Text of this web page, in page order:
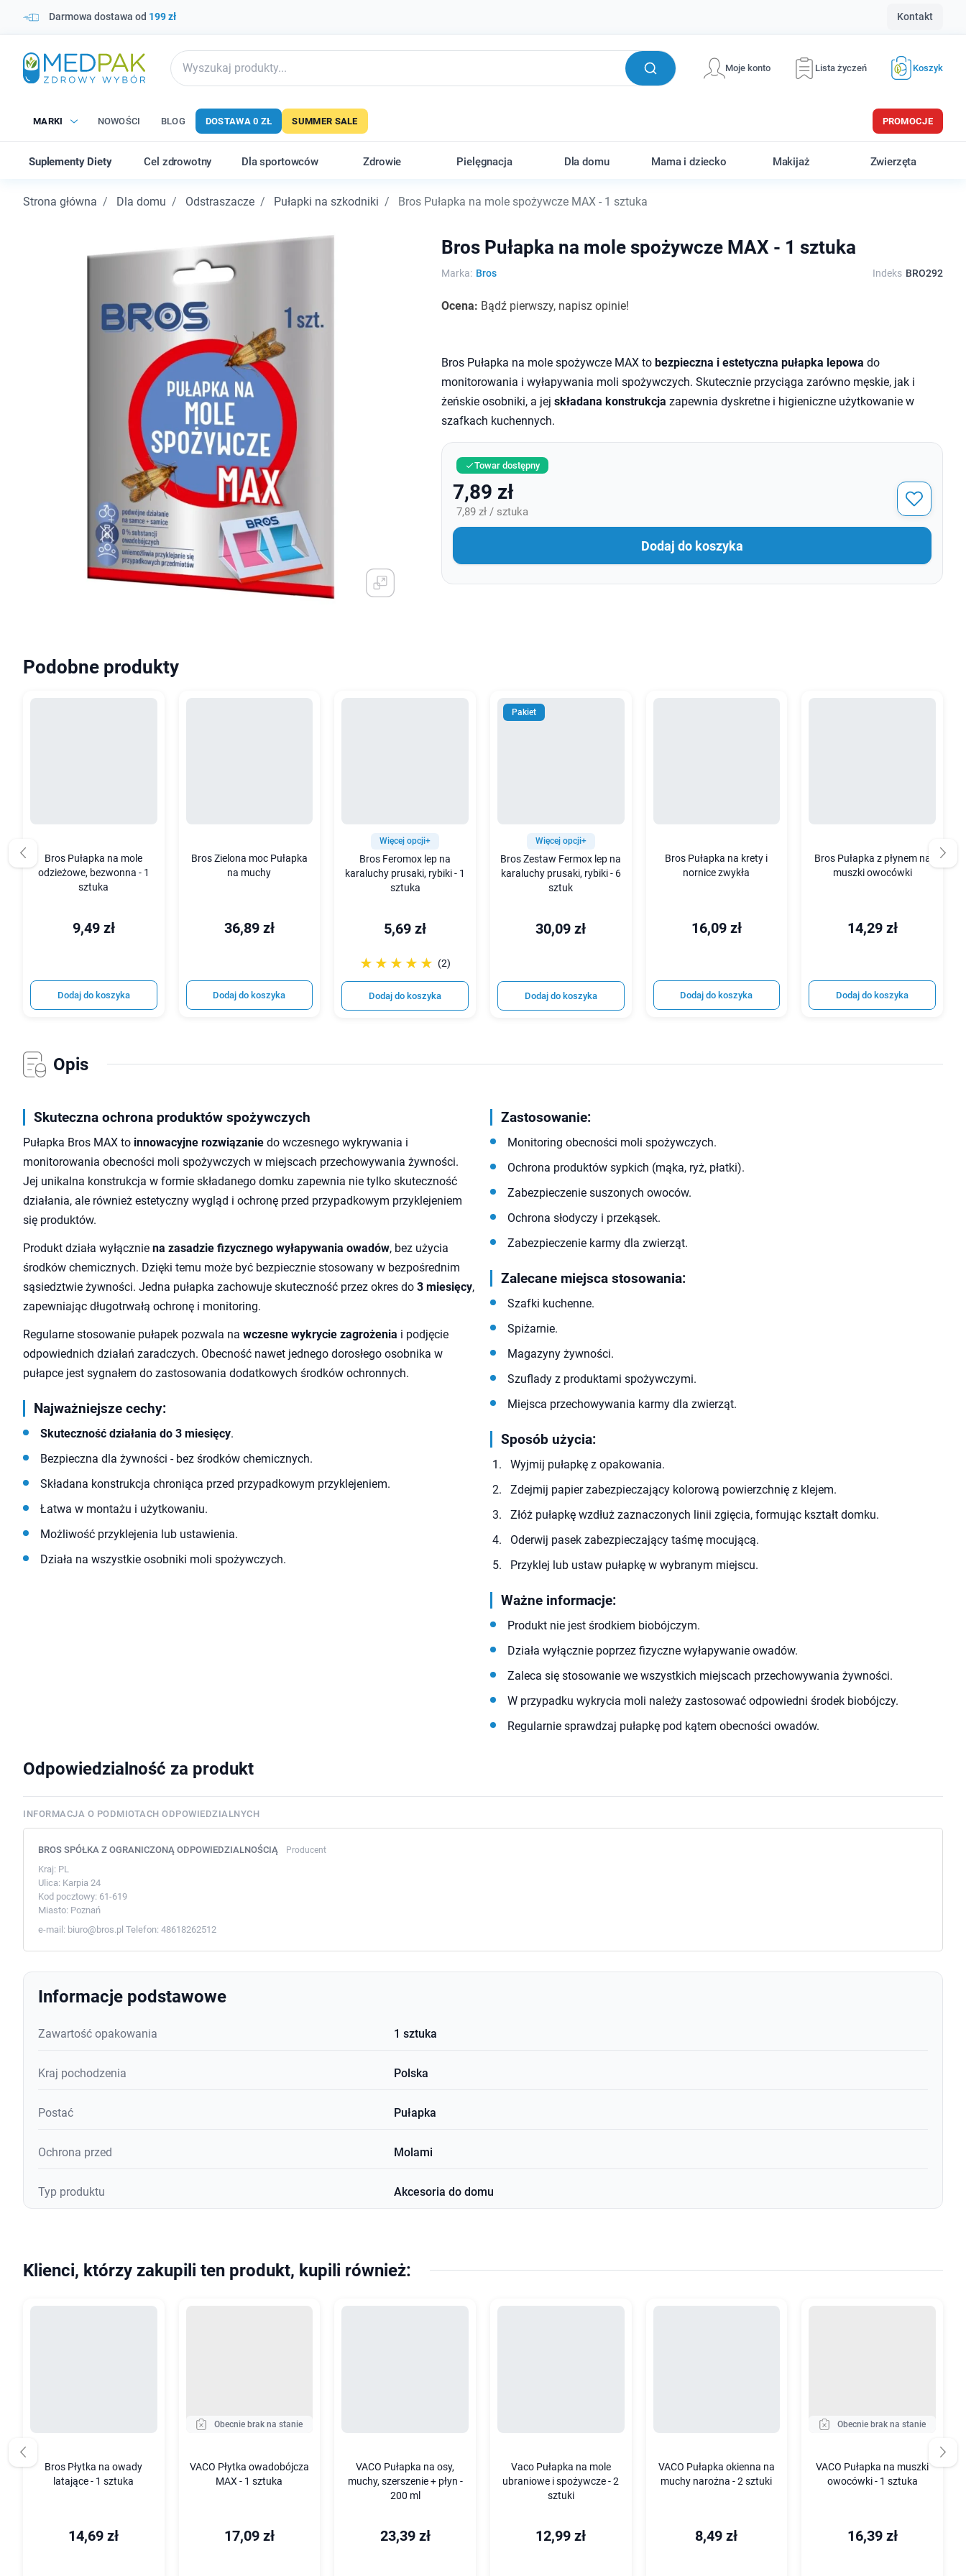
Darmowa dostawa od 199 zł Kontakt
Moje konto Lista życzeń Koszyk
MARKI NOWOŚCI BLOG DOSTAWA 0 ZŁ SUMMER SALE PROMOCJE
Suplementy Diety Cel zdrowotny Dla sportowców Zdrowie Pielęgnacja Dla domu Mama i dziecko Makijaż Zwierzęta
Strona główna Dla domu Odstraszacze Pułapki na szkodniki Bros Pułapka na mole spożywcze MAX - 1 sztuka
Bros Pułapka na mole spożywcze MAX - 1 sztuka
Marka: Bros Indeks BRO292
Ocena: Bądź pierwszy, napisz opinie!
Bros Pułapka na mole spożywcze MAX to bezpieczna i estetyczna pułapka lepowa do
monitorowania i wyłapywania moli spożywczych. Skutecznie przyciąga zarówno męskie, jak i
żeńskie osobniki, a jej składana konstrukcja zapewnia dyskretne i higieniczne użytkowanie w
szafkach kuchennych.
Towar dostępny
7,89 zł
7,89 zł / sztuka
Dodaj do koszyka
Podobne produkty
Bros Pułapka na mole
odzieżowe, bezwonna - 1
sztuka
9,49 zł
Dodaj do koszyka
Bros Zielona moc Pułapka
na muchy
36,89 zł
Dodaj do koszyka
Więcej opcji+
Bros Feromox lep na
karaluchy prusaki, rybiki - 1
sztuka
5,69 zł
☆☆☆☆☆
★★★★★ (2)
Dodaj do koszyka
Pakiet
Więcej opcji+
Bros Zestaw Fermox lep na
karaluchy prusaki, rybiki - 6
sztuk
30,09 zł
Dodaj do koszyka
Bros Pułapka na krety i
nornice zwykła
16,09 zł
Dodaj do koszyka
Bros Pułapka z płynem na
muszki owocówki
14,29 zł
Dodaj do koszyka
Opis
Skuteczna ochrona produktów spożywczych
Pułapka Bros MAX to innowacyjne rozwiązanie do wczesnego wykrywania i
monitorowania obecności moli spożywczych w miejscach przechowywania żywności.
Jej unikalna konstrukcja w formie składanego domku zapewnia nie tylko skuteczność
działania, ale również estetyczny wygląd i ochronę przed przypadkowym przyklejeniem
się produktów.
Produkt działa wyłącznie na zasadzie fizycznego wyłapywania owadów, bez użycia
środków chemicznych. Dzięki temu może być bezpiecznie stosowany w bezpośrednim
sąsiedztwie żywności. Jedna pułapka zachowuje skuteczność przez okres do 3 miesięcy,
zapewniając długotrwałą ochronę i monitoring.
Regularne stosowanie pułapek pozwala na wczesne wykrycie zagrożenia i podjęcie
odpowiednich działań zaradczych. Obecność nawet jednego dorosłego osobnika w
pułapce jest sygnałem do zastosowania dodatkowych środków ochronnych.
Najważniejsze cechy:
Skuteczność działania do 3 miesięcy.
Bezpieczna dla żywności - bez środków chemicznych.
Składana konstrukcja chroniąca przed przypadkowym przyklejeniem.
Łatwa w montażu i użytkowaniu.
Możliwość przyklejenia lub ustawienia.
Działa na wszystkie osobniki moli spożywczych.
Zastosowanie:
Monitoring obecności moli spożywczych.
Ochrona produktów sypkich (mąka, ryż, płatki).
Zabezpieczenie suszonych owoców.
Ochrona słodyczy i przekąsek.
Zabezpieczenie karmy dla zwierząt.
Zalecane miejsca stosowania:
Szafki kuchenne.
Spiżarnie.
Magazyny żywności.
Szuflady z produktami spożywczymi.
Miejsca przechowywania karmy dla zwierząt.
Sposób użycia:
Wyjmij pułapkę z opakowania.
Zdejmij papier zabezpieczający kolorową powierzchnię z klejem.
Złóż pułapkę wzdłuż zaznaczonych linii zgięcia, formując kształt domku.
Oderwij pasek zabezpieczający taśmę mocującą.
Przyklej lub ustaw pułapkę w wybranym miejscu.
Ważne informacje:
Produkt nie jest środkiem biobójczym.
Działa wyłącznie poprzez fizyczne wyłapywanie owadów.
Zaleca się stosowanie we wszystkich miejscach przechowywania żywności.
W przypadku wykrycia moli należy zastosować odpowiedni środek biobójczy.
Regularnie sprawdzaj pułapkę pod kątem obecności owadów.
Odpowiedzialność za produkt
INFORMACJA O PODMIOTACH ODPOWIEDZIALNYCH
BROS SPÓŁKA Z OGRANICZONĄ ODPOWIEDZIALNOŚCIĄ Producent
Kraj: PL
Ulica: Karpia 24
Kod pocztowy: 61-619
Miasto: Poznań
e-mail: biuro@bros.pl Telefon: 48618262512
Informacje podstawowe
Zawartość opakowania 1 sztuka
Kraj pochodzenia Polska
Postać Pułapka
Ochrona przed Molami
Typ produktu Akcesoria do domu
Klienci, którzy zakupili ten produkt, kupili również:
Bros Płytka na owady
latające - 1 sztuka
14,69 zł
Obecnie brak na stanie
VACO Płytka owadobójcza
MAX - 1 sztuka
17,09 zł
VACO Pułapka na osy,
muchy, szerszenie + płyn -
200 ml
23,39 zł
Vaco Pułapka na mole
ubraniowe i spożywcze - 2
sztuki
12,99 zł
VACO Pułapka okienna na
muchy narożna - 2 sztuki
8,49 zł
Obecnie brak na stanie
VACO Pułapka na muszki
owocówki - 1 sztuka
16,39 zł